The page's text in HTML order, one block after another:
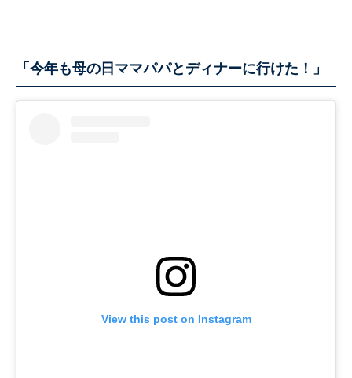
「今年も母の日ママパパとディナーに行けた！」
View this post on Instagram